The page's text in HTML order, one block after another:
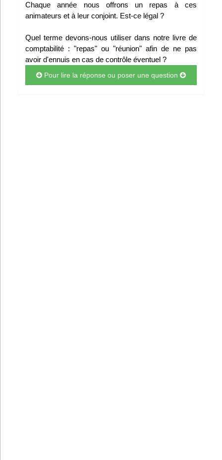
Divers
Abo Lettrasso
Chaque année nous offrons un repas à ces
animateurs et à leur conjoint. Est-ce légal ?
Quel terme devons-nous utiliser dans notre livre de
comptabilité : "repas" ou "réunion" afin de ne pas
avoir d'ennuis en cas de contrôle éventuel ?
Pour lire la réponse ou poser une question